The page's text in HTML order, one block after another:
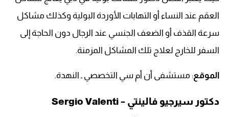
العقم عند النساء أو التهابات الأوردة البولية وكذلك مشاكل
سرعة القذف أو الضعف الجنسي عند الرجال دون الحاجة إلى
السفر للخارج لعلاج تلك المشاكل المزمنة.
الموقع: مستشفى أن أم سي التخصصي ـ النهدة.
دكتور سيرجيو فالينتي – Sergio Valenti